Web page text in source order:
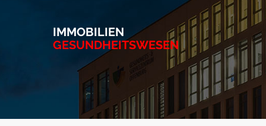
IMMOBILIEN
GESUNDHEITSWESEN